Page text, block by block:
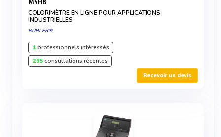
MYHB
COLORIMÈTRE EN LIGNE POUR APPLICATIONS
INDUSTRIELLES
BUHLER®
1professionnels intéressés
265consultations récentes
Recevoir un devis